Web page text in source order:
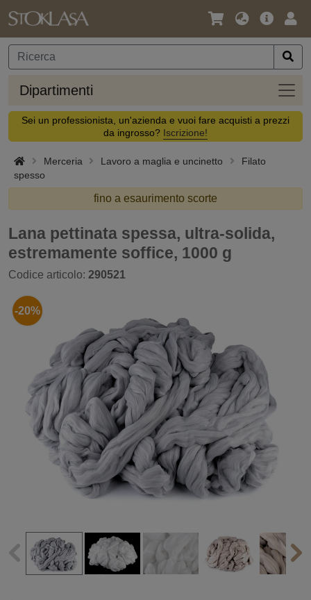
Lingua
Valuta
Offerta
Dipartimenti
Sei un professionista, un'azienda e vuoi fare acquisti a prezzi
da ingrosso? Iscrizione!
Merceria Lavoro a maglia e uncinetto
Filato
spesso
fino a esaurimento scorte
Lana pettinata spessa, ultra-solida,
estremamente soffice, 1000 g
Codice articolo: 290521
-20%